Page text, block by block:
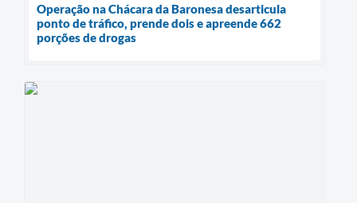
Operação na Chácara da Baronesa desarticula
ponto de tráfico, prende dois e apreende 662
porções de drogas